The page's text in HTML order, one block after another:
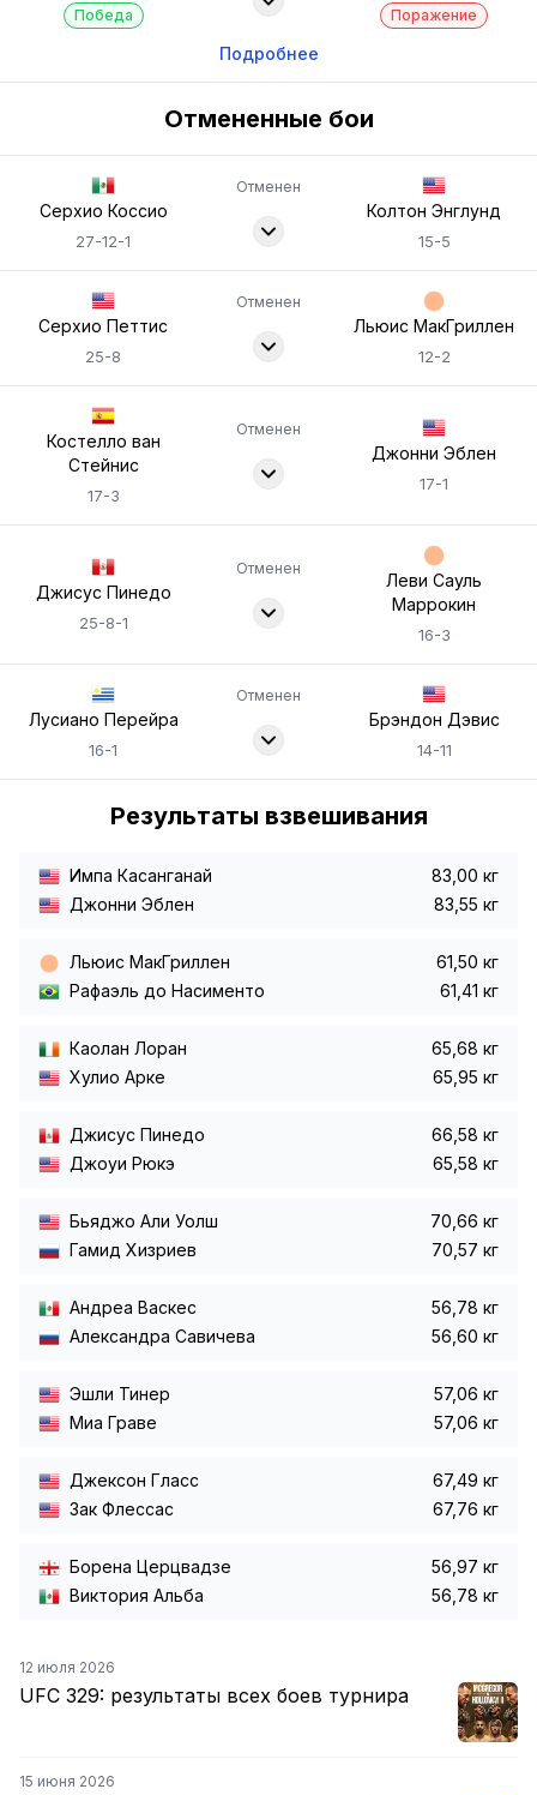
Победа Поражение
Подробнее
Отмененные бои
Серхио Коссио
27-12-1
Отменен
Колтон Энглунд
15-5
Серхио Петтис
25-8
Отменен
Льюис МакГриллен
12-2
Костелло ван
Стейнис
17-3
Отменен
Джонни Эблен
17-1
Джисус Пинедо
25-8-1
Отменен
Леви Сауль
Маррокин
16-3
Лусиано Перейра
16-1
Отменен
Брэндон Дэвис
14-11
Результаты взвешивания
Импа Касанганай
83,00 кг
Джонни Эблен
83,55 кг
Льюис МакГриллен
61,50 кг
Рафаэль до Насименто
61,41 кг
Каолан Лоран
65,68 кг
Хулио Арке
65,95 кг
Джисус Пинедо
66,58 кг
Джоуи Рюкэ
65,58 кг
Бьяджо Али Уолш
70,66 кг
Гамид Хизриев
70,57 кг
Андреа Васкес
56,78 кг
Александра Савичева
56,60 кг
Эшли Тинер
57,06 кг
Миа Граве
57,06 кг
Джексон Гласс
67,49 кг
Зак Флессас
67,76 кг
Борена Церцвадзе
56,97 кг
Виктория Альба
56,78 кг
12 июля 2026
UFC 329: результаты всех боев турнира
15 июня 2026